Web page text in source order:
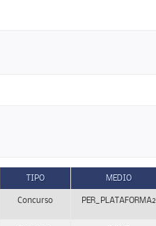
TIPO MEDIO
Concurso PER_PLATAFORMA2